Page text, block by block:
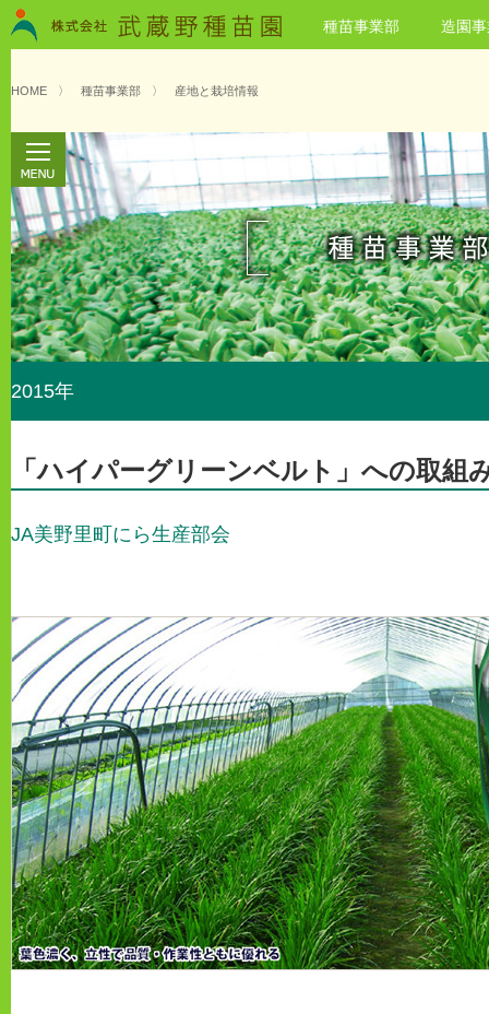
種苗事業部 造園
HOME 〉 種苗事業部 〉 産地と栽培情報
2015年
「ハイパーグリーンベルト」への取組
JA美野里町にら生産部会